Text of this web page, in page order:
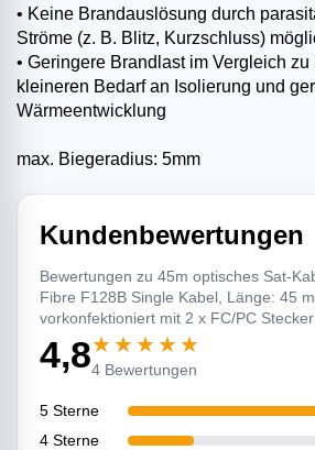
• Keine Brandauslösung durch
Ströme (z. B. Blitz, Kurzschluss)
• Geringere Brandlast im Vergleich
kleineren Bedarf an Isolierung und
Wärmeentwicklung
max. Biegeradius: 5mm
Kundenbewertungen
Bewertungen zu 45m optisches Sat-
Fibre F128B Single Kabel, Länge: 45
vorkonfektioniert mit 2 x FC/PC Stecker
4,8★★★★★
4 Bewertungen
5 Sterne
4 Sterne